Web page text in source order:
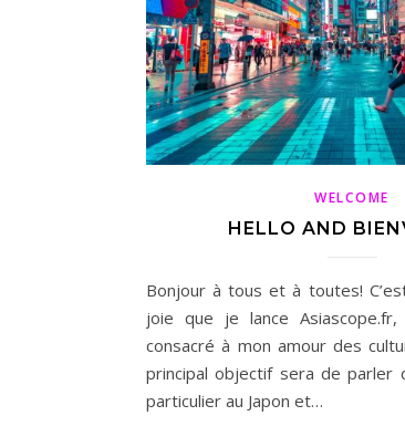
WELCOME
HELLO AND
Bonjour à tous et à toutes!
joie que je lance
consacré à mon amour des
principal objectif sera de parler
particulier au Japon et…